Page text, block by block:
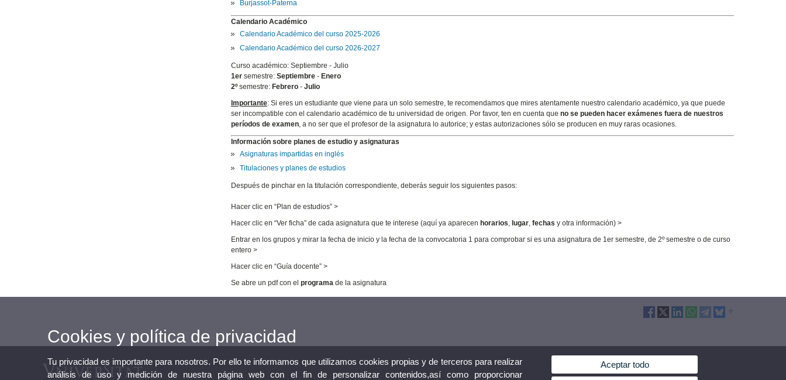
Burjassot-Paterna
Calendario Académico
Calendario Académico del curso 2025-2026
Calendario Académico del curso 2026-2027
Curso académico: Septiembre - Julio
1ersemestre: Septiembre - Enero
2ºsemestre: Febrero - Julio
Importante: Si eres un estudiante que viene para un solo semestre, te recomendamos que mires atentamente nuestro calendario académico, ya que puede
ser incompatible con el calendario académico de tu universidad de origen. Por favor, ten en cuenta que no se pueden hacer exámenes fuera de nuestros
períodos de examen, a no ser que el profesor de la asignatura lo autorice; y estas autorizaciones sólo se producen en muy raras ocasiones.
Información sobre planes de estudio y asignaturas
Asignaturas impartidas en inglés
Titulaciones y planes de estudios
Después de pinchar en la titulación correspondiente, deberás seguir los siguientes pasos:
Hacer clic en “Plan de estudios” >
Hacer clic en “Ver ficha” de cada asignatura que te interese (aquí ya aparecen horarios lugar, fechas y otra información) >
Entrar en los grupos y mirar la fecha de inicio y la fecha de la convocatoria 1 para comprobar si es una asignatura de 1er semestre, de 2º semestre o de curso
entero >
Hacer clic en “Guía docente” >
Se abre un pdf con el programa de la asignatura
Cookies y política de privacidad
Tu privacidad es importante para nosotros. Por ello te informamos que utilizamos cookies propias y de terceros para realizar
análisis de uso y medición de nuestra página web con el fin de personalizar contenidos,así como proporcionar
Aceptar todo